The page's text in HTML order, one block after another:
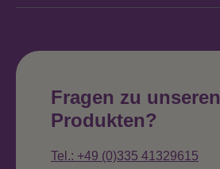
Fragen zu unseren
Produkten?
Tel.: +49 (0)335 41329615